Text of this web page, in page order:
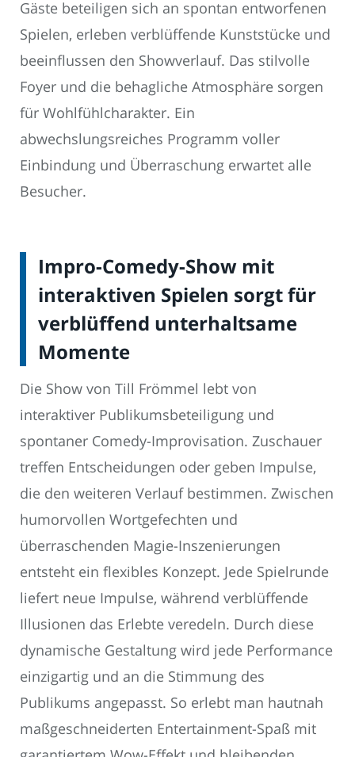
Gäste beteiligen sich an spontan entworfenen
Spielen, erleben verblüffende Kunststücke und
beeinflussen den Showverlauf. Das stilvolle
Foyer und die behagliche Atmosphäre sorgen
für Wohlfühlcharakter. Ein
abwechslungsreiches Programm voller
Einbindung und Überraschung erwartet alle
Besucher.
Impro-Comedy-Show mit
interaktiven Spielen sorgt für
verblüffend unterhaltsame
Momente
Die Show von Till Frömmel lebt von
interaktiver Publikumsbeteiligung und
spontaner Comedy-Improvisation. Zuschauer
treffen Entscheidungen oder geben Impulse,
die den weiteren Verlauf bestimmen. Zwischen
humorvollen Wortgefechten und
überraschenden Magie-Inszenierungen
entsteht ein flexibles Konzept. Jede Spielrunde
liefert neue Impulse, während verblüffende
Illusionen das Erlebte veredeln. Durch diese
dynamische Gestaltung wird jede Performance
einzigartig und an die Stimmung des
Publikums angepasst. So erlebt man hautnah
maßgeschneiderten Entertainment-Spaß mit